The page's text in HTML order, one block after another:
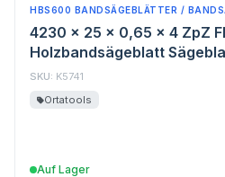
HBS600 BANDSÄGEBLÄTTER /
4230 x 25 x 0,65 x 4 ZpZ
Holzbandsägeblatt
SKU: K5741
Ortatools
Auf Lager